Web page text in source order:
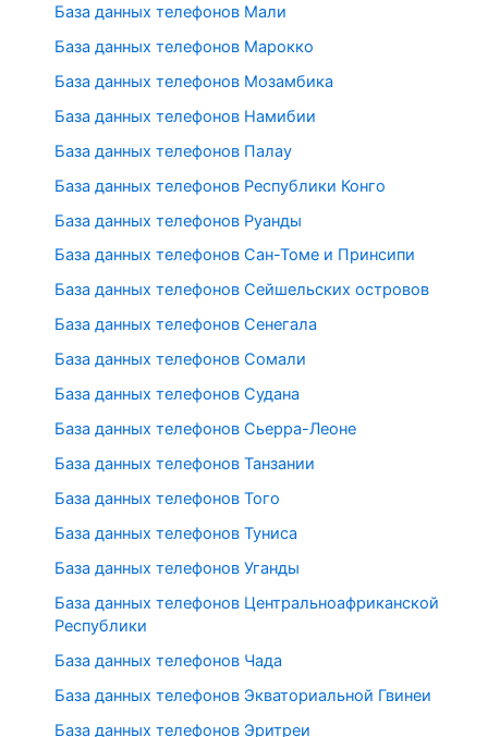
База данных телефонов Мали
База данных телефонов Марокко
База данных телефонов Мозамбика
База данных телефонов Намибии
База данных телефонов Палау
База данных телефонов Республики Конго
База данных телефонов Руанды
База данных телефонов Сан-Томе и Принсипи
База данных телефонов Сейшельских островов
База данных телефонов Сенегала
База данных телефонов Сомали
База данных телефонов Судана
База данных телефонов Сьерра-Леоне
База данных телефонов Танзании
База данных телефонов Того
База данных телефонов Туниса
База данных телефонов Уганды
База данных телефонов Центральноафриканской
Республики
База данных телефонов Чада
База данных телефонов Экваториальной Гвинеи
База данных телефонов Эритреи